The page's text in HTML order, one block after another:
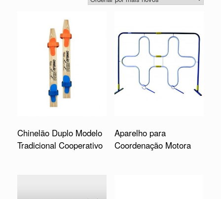
Chinelão Duplo Modelo
Tradicional Cooperativo
Aparelho para
Coordenação Motora